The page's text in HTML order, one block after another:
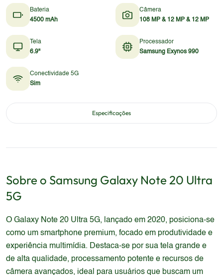
Bateria
4500 mAh
Câmera
108 MP & 12 MP & 12 MP
Tela
6.9"
Processador
Samsung Exynos 990
Conectividade 5G
Sim
Especificações
Sobre o Samsung Galaxy Note 20 Ultra
5G
O Galaxy Note 20 Ultra 5G, lançado em 2020, posiciona-se
como um smartphone premium, focado em produtividade e
experiência multimídia. Destaca-se por sua tela grande e
de alta qualidade, processamento potente e recursos de
câmera avançados, ideal para usuários que buscam um